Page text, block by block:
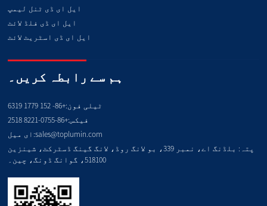
ایل ای ڈی ٹنل لیمپ
ایل ای ڈی فلڈ لائٹ
ایل ای ڈی اسٹریٹ لائٹ
ہم سے رابطہ کریں۔
ٹیلی فون:+86- 152 1779 6319
فیکس:+86-0755-8221 2518
ای میل:sales@toplumin.com
پتہ: بلڈنگ اے، نمبر 339، بو لانگ روڈ، لانگ گینگ ڈسٹرکٹ، شینزین
518100، گوانگ ڈونگ، چین۔